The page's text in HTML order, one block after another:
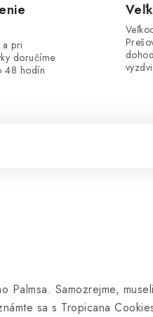
a pri
doručíme
48 hodín
Samozrejme,
sa s Tropicana